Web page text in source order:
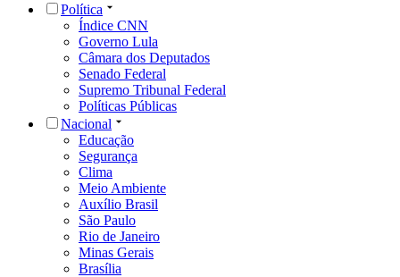
Política
Índice CNN
Governo Lula
Câmara dos Deputados
Senado Federal
Supremo Tribunal Federal
Políticas Públicas
Nacional
Educação
Segurança
Clima
Meio Ambiente
Auxílio Brasil
São Paulo
Rio de Janeiro
Minas Gerais
Brasília